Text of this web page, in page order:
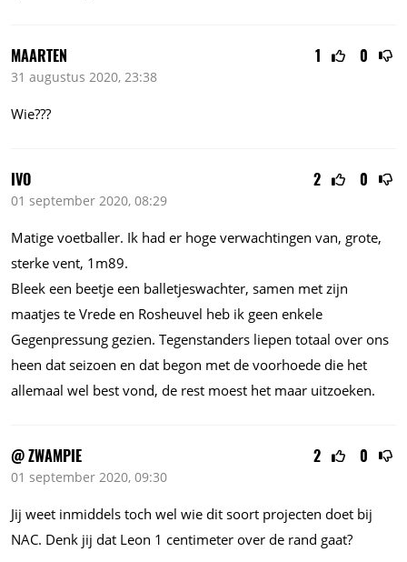
1 0
MAARTEN
31 augustus 2020, 23:38
Wie???
2 0
IVO
01 september 2020, 08:29
Matige voetballer. Ik had er hoge verwachtingen van, grote,
sterke vent, 1m89.
Bleek een beetje een balletjeswachter, samen met zijn
maatjes te Vrede en Rosheuvel heb ik geen enkele
Gegenpressung gezien. Tegenstanders liepen totaal over ons
heen dat seizoen en dat begon met de voorhoede die het
allemaal wel best vond, de rest moest het maar uitzoeken.
2 0
@ ZWAMPIE
01 september 2020, 09:30
Jij weet inmiddels toch wel wie dit soort projecten doet bij
NAC. Denk jij dat Leon 1 centimeter over de rand gaat?